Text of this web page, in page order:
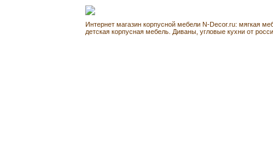
Интернет магазин корпусной мебели N-Decor.ru: мягкая
детская корпусная мебель. Диваны, угловые кухни от